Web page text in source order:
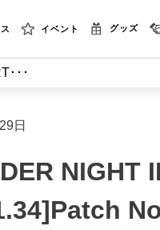
イベント グッズ
･･･
日
NIGHT